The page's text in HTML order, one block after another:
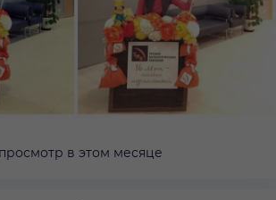
в этом месяце